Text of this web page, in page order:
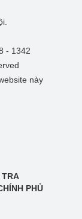
- 1342
này
TRA
PHỦ